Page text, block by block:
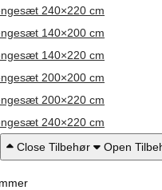
240×220 cm
140×200 cm
140×220 cm
200×200 cm
200×220 cm
240×220 cm
Close Tilbehør Open